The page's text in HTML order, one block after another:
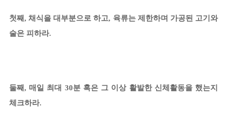
첫째, 채식을 대부분으로 하고, 육류는 제한하며 가공된 고기와
술은 피하라.
둘째, 매일 최대 30분 혹은 그 이상 활발한 신체활동을 했는지
체크하라.